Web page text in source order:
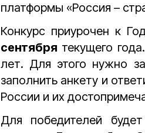
платформы «Россия –
Конкурс приурочен к
сентября текущего
лет. Для этого нужно
заполнить анкету и
России и их
Для победителей